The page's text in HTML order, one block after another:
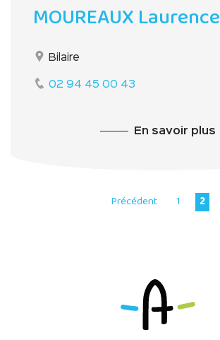
MOUREAUX Laurence
Bilaire
02 94 45 00 43
En savoir plus
Précédent 1 2